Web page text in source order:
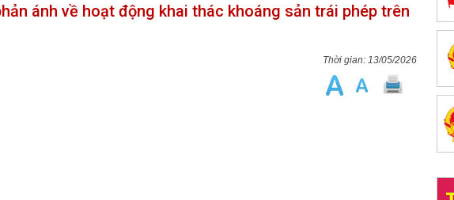
ánh về hoạt động khai thác khoáng sản trái phép trên
13/05/2026